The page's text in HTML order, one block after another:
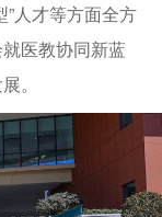
人才等方面全方
医教协同新蓝
。